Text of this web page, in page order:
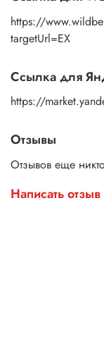
https://
targetUrl=EX
Ссылка для
https://
Отзывы
Отзывов еще
Написать отзыв